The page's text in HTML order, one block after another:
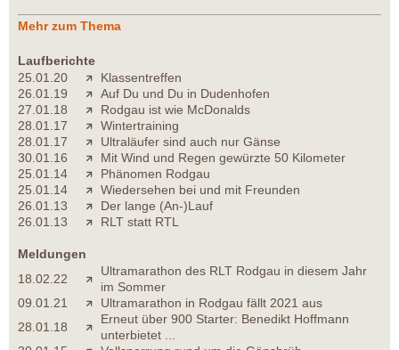
Mehr zum Thema
Laufberichte
25.01.20
Klassentreffen
26.01.19
Auf Du und Du in Dudenhofen
27.01.18
Rodgau ist wie McDonalds
28.01.17
Wintertraining
28.01.17
Ultraläufer sind auch nur Gänse
30.01.16
Mit Wind und Regen gewürzte 50 Kilometer
25.01.14
Phänomen Rodgau
25.01.14
Wiedersehen bei und mit Freunden
26.01.13
Der lange (An-)Lauf
26.01.13
RLT statt RTL
Meldungen
18.02.22
Ultramarathon des RLT Rodgau in diesem Jahr
im Sommer
09.01.21
Ultramarathon in Rodgau fällt 2021 aus
28.01.18
Erneut über 900 Starter: Benedikt Hoffmann
unterbietet ...